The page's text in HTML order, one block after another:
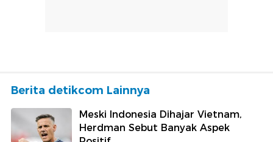
Berita detikcom Lainnya
Meski Indonesia Dihajar Vietnam,
Herdman Sebut Banyak Aspek